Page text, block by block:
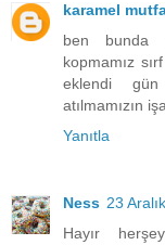
karamel
ben bunda
kopmamız
eklendi gün
atılmamızın
Yanıtla
Ness 23
Hayır